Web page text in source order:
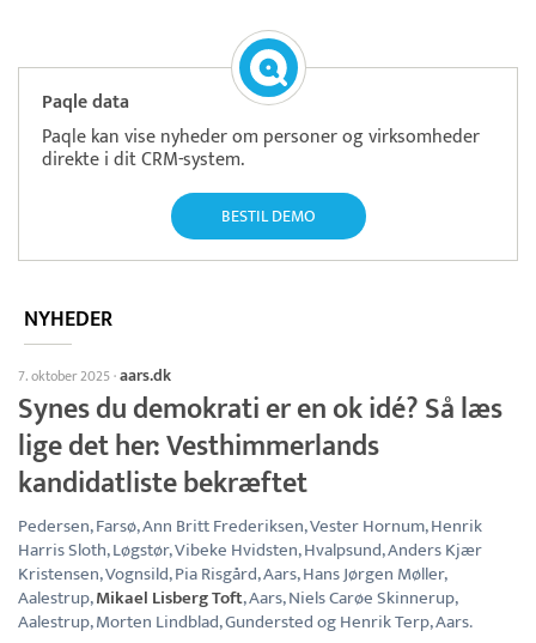
Paqle data
Paqle kan vise nyheder om personer og virksomheder
direkte i dit CRM-system.
BESTIL DEMO
NYHEDER
7. oktober 2025·aars.dk
Synes du demokrati er en ok idé? Så læs
lige det her: Vesthimmerlands
kandidatliste bekræftet
Pedersen, Farsø, Ann Britt Frederiksen, Vester Hornum, Henrik
Harris Sloth, Løgstør, Vibeke Hvidsten, Hvalpsund, Anders Kjær
Kristensen, Vognsild, Pia Risgård, Aars, Hans Jørgen Møller,
Aalestrup,Mikael Lisberg Toft, Aars, Niels Carøe Skinnerup,
Aalestrup, Morten Lindblad, Gundersted og Henrik Terp, Aars.